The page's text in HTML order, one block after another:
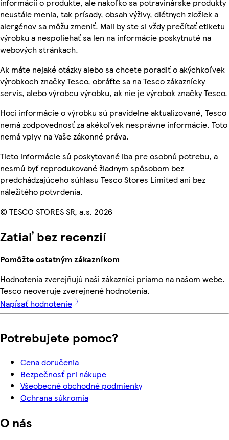
neustále menia, tak prísady, obsah výživy, diétnych zložiek a
alergénov sa môžu zmeniť. Mali by ste si vždy prečítať etiketu
výrobku a nespoliehať sa len na informácie poskytnuté na
webových stránkach.
Ak máte nejaké otázky alebo sa chcete poradiť o akýchkoľvek
výrobkoch značky Tesco, obráťte sa na Tesco zákaznícky
servis, alebo výrobcu výrobku, ak nie je výrobok značky Tesco.
Hoci informácie o výrobku sú pravidelne aktualizované, Tesco
nemá zodpovednosť za akékoľvek nesprávne informácie. Toto
nemá vplyv na Vaše zákonné práva.
Tieto informácie sú poskytované iba pre osobnú potrebu, a
nesmú byť reprodukované žiadnym spôsobom bez
predchádzajúceho súhlasu Tesco Stores Limited ani bez
náležitého potvrdenia.
© TESCO STORES SR, a.s. 2026
Zatiaľ bez recenzií
Pomôžte ostatným zákazníkom
Hodnotenia zverejňujú naši zákazníci priamo na našom webe.
Tesco neoveruje zverejnené hodnotenia.
Napísať hodnotenie
Potrebujete pomoc?
Cena doručenia
Bezpečnosť pri nákupe
Všeobecné obchodné podmienky
Ochrana súkromia
O nás